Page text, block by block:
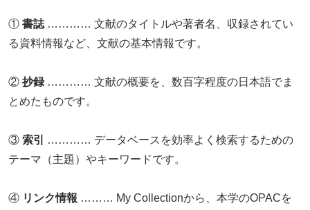
① 書誌 ………… 文献のタイトルや著者名、収録されてい
る資料情報など、文献の基本情報です。
② 抄録 ………… 文献の概要を、数百字程度の日本語でま
とめたものです。
③ 索引
………… データベースを効率よく検索するための
テーマ（主題）やキーワードです。
④ リンク情報 ……… My Collectionから、本学のOPACを